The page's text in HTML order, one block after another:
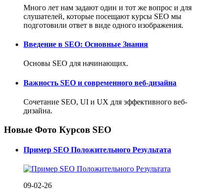
Много лет нам задают один и тот же вопрос и для
слушателей, которые посещают курсы SEO мы
подготовили ответ в виде одного изображения.
Введение в SEO: Основные Знания
Основы SEO для начинающих.
Важность SEO и современного веб-дизайна
Сочетание SEO, UI и UX для эффективного веб-
дизайна.
Новые Фото Курсов SEO
Пример SEO Положительного Результата
09-02-26